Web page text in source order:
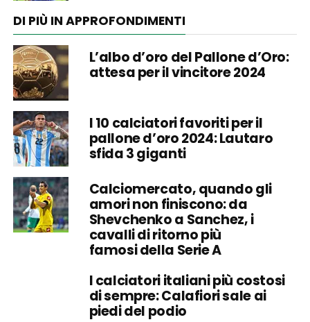
DI PIÙ IN APPROFONDIMENTI
L’albo d’oro del Pallone d’Oro:
attesa per il vincitore 2024
I 10 calciatori favoriti per il
pallone d’oro 2024: Lautaro
sfida 3 giganti
Calciomercato, quando gli
amori non finiscono: da
Shevchenko a Sanchez, i
cavalli di ritorno più
famosi della Serie A
I calciatori italiani più costosi
di sempre: Calafiori sale ai
piedi del podio